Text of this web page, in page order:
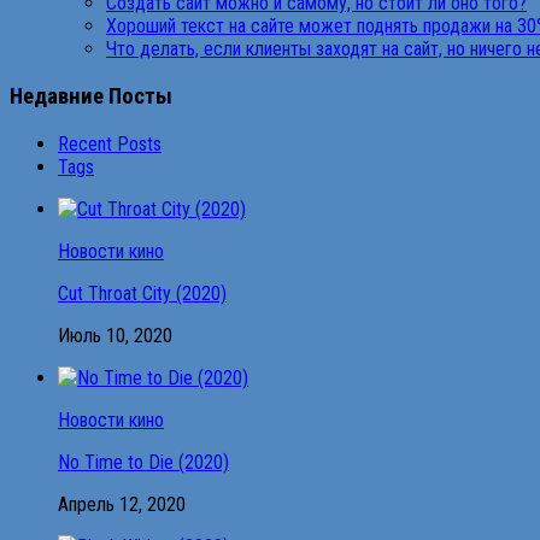
Хороший текст на сайте может поднять продажи на
Что делать, если клиенты заходят на сайт, но ничего
Недавние Посты
Recent Posts
Tags
Новости кино
Cut Throat City (2020)
Июль 10, 2020
Новости кино
No Time to Die (2020)
Апрель 12, 2020